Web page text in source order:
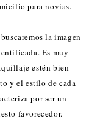
para novias.
la imagen
Es muy
estén bien
y el estilo de cada
por ser un
favorecedor.